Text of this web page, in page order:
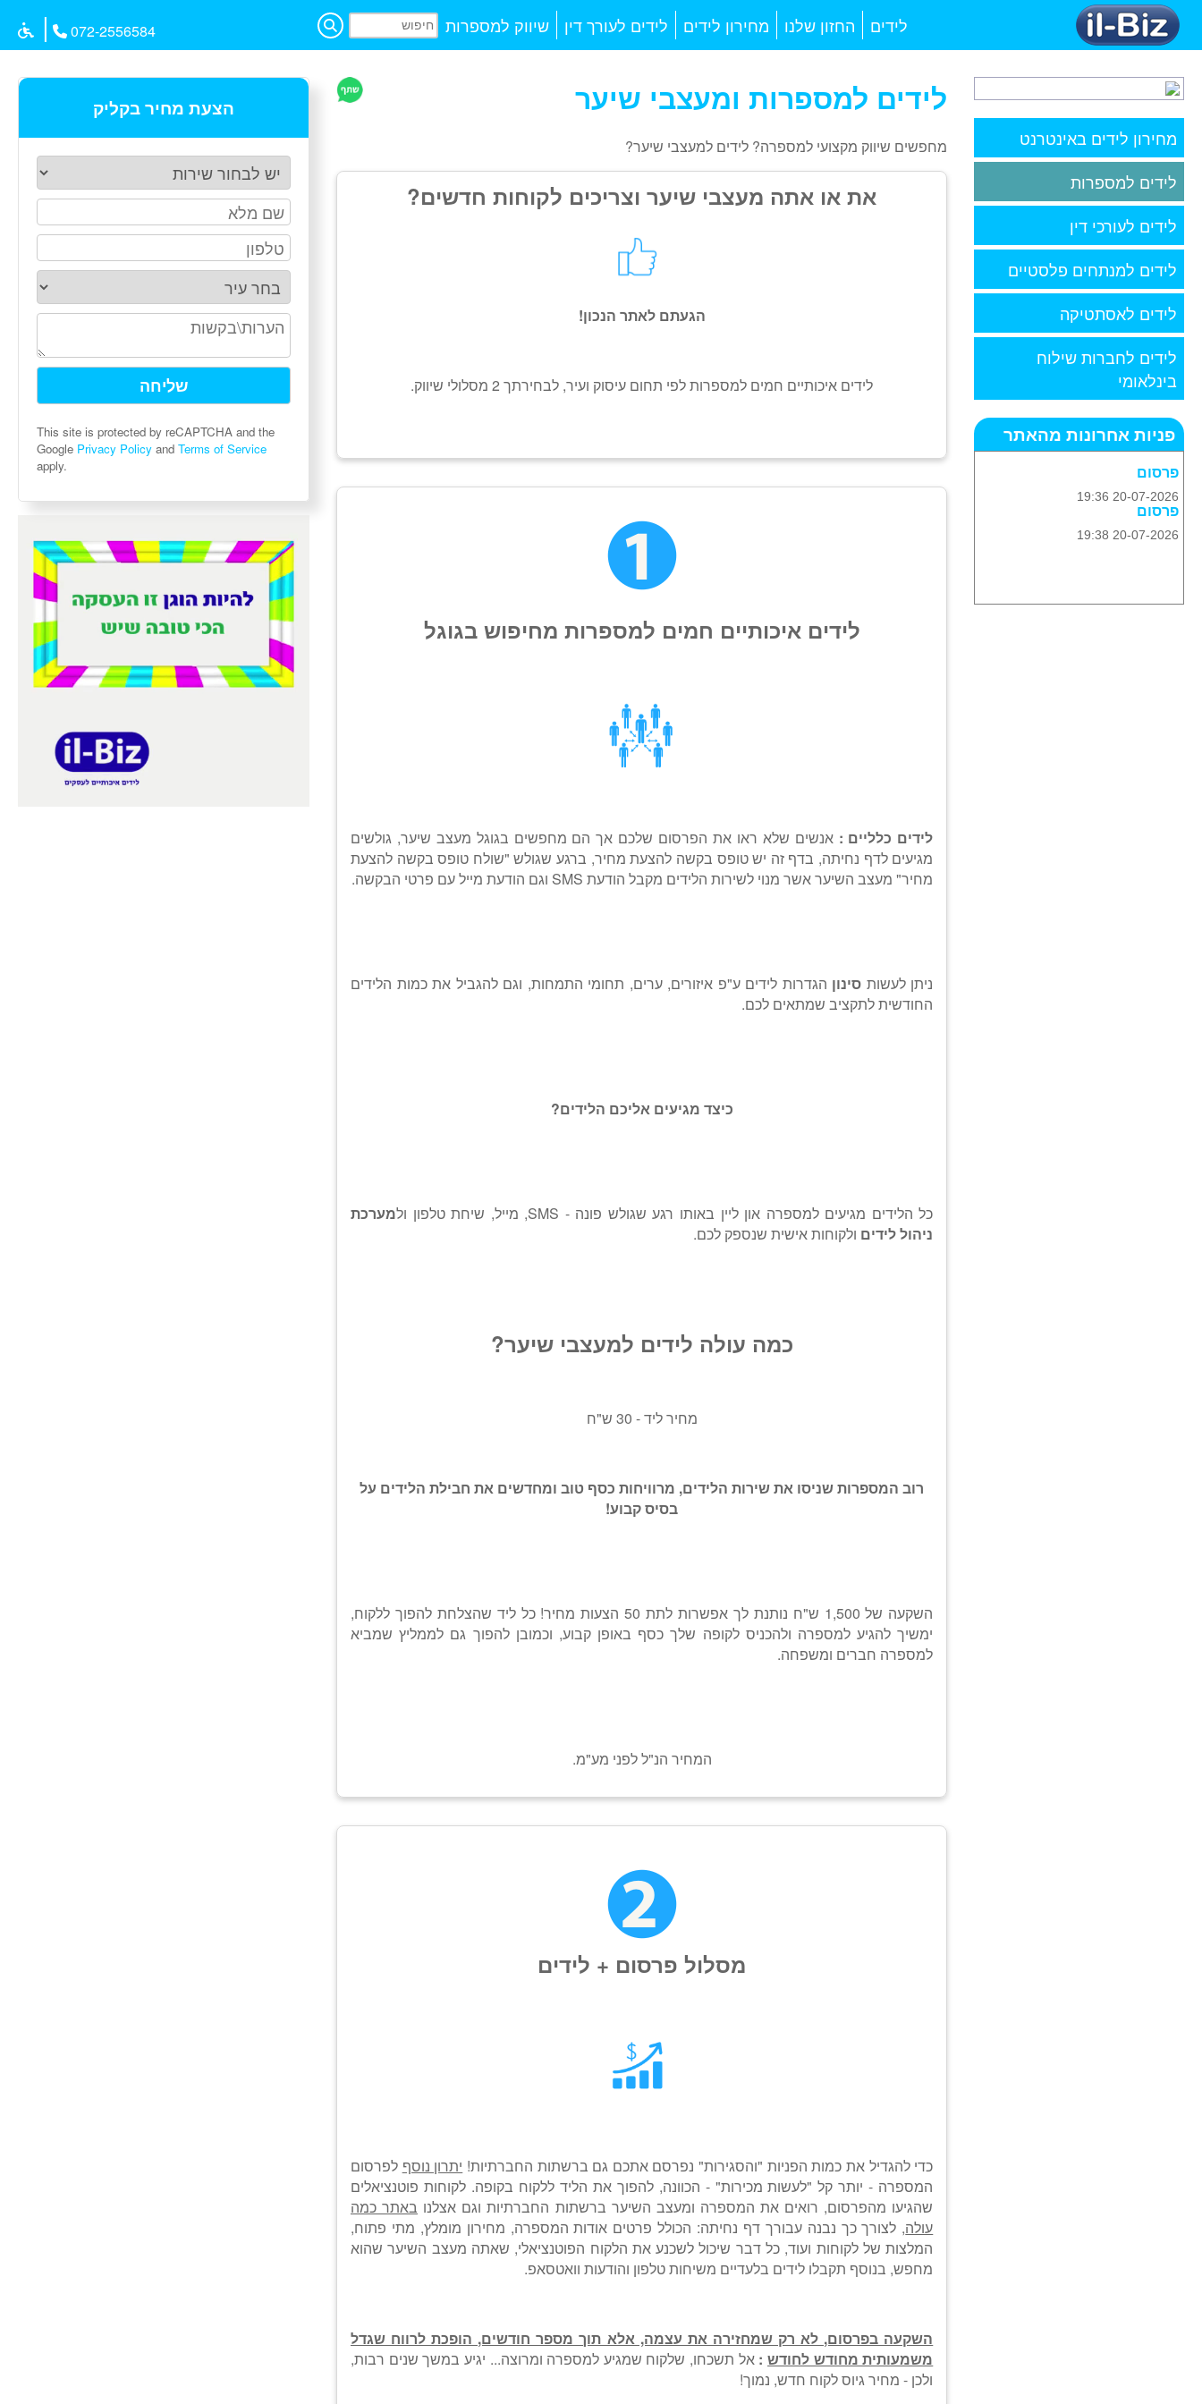
לידים החזון שלנו מחירון לידים לידים לעורך דין שיווק למספרות 072-2556584
|
מחירון לידים באינטרנט
לידים למספרות
לידים לעורכי דין
לידים למנתחים פלסטיים
לידים לאסתטיקה
לידים לחברות שילוח
בינלאומי
פניות אחרונות מהאתר
פרסום
20-07-2026 19:36
פרסום
20-07-2026 19:38
לידים למספרות ומעצבי שיער
מחפשים שיווק מקצועי למספרה? לידים למעצבי שיער?
את או אתה מעצבי שיער וצריכים לקוחות חדשים?
הגעתם לאתר הנכון!
לידים איכותיים חמים למספרות לפי תחום עיסוק ועיר, לבחירתך 2 מסלולי שיווק.
לידים איכותיים חמים למספרות מחיפוש בגוגל
לידים כלליים : אנשים שלא ראו את הפרסום שלכם אך הם מחפשים בגוגל מעצב שיער, גולשים
מגיעים לדף נחיתה, בדף זה יש טופס בקשה להצעת מחיר, ברגע שגולש "שולח טופס בקשה להצעת
מחיר" מעצב השיער אשר מנוי לשירות הלידים מקבל הודעת SMS וגם הודעת מייל עם פרטי הבקשה.
ניתן לעשות סינון הגדרות לידים ע"פ איזורים, ערים, תחומי התמחות, וגם להגביל את כמות הלידים
החודשית לתקציב שמתאים לכם.
כיצד מגיעים אליכם הלידים?
כל הלידים מגיעים למספרה און ליין באותו רגע שגולש פונה - SMS, מייל, שיחת טלפון ול
מערכת
ניהול לידים ולקוחות אישית שנספק לכם.
כמה עולה לידים למעצבי שיער?
מחיר ליד - 30 ש"ח
רוב המספרות שניסו את שירות הלידים, מרוויחות כסף טוב ומחדשים את חבילת הלידים על
בסיס קבוע!
השקעה של 1,500 ש"ח נותנת לך אפשרות לתת 50 הצעות מחיר! כל ליד שהצלחת להפוך ללקוח,
ימשיך להגיע למספרה ולהכניס לקופה שלך כסף באופן קבוע, וכמובן להפוך גם לממליץ שמביא
למספרה חברים ומשפחה.
המחיר הנ"ל לפני מע"מ.
מסלול פרסום + לידים
כדי להגדיל את כמות הפניות "והסגירות" נפרסם אתכם גם ברשתות החברתיות! יתרון נוסף לפרסום
המספרה - יותר קל "לעשות מכירות" - הכוונה, להפוך את הליד ללקוח בקופה. לקוחות פוטנציאלים
שהגיעו מהפרסום, רואים את המספרה ומעצב השיער ברשתות החברתיות וגם אצלנו באתר כמה
עולה, לצורך כך נבנה עבורך דף נחיתה: הכולל פרטים אודות המספרה, מחירון מומלץ, מתי פתוח,
המלצות של לקוחות ועוד, כל דבר שיכול לשכנע את הלקוח הפוטנציאלי, שאתה מעצב השיער שהוא
מחפש, בנוסף תקבלו לידים בלעדיים משיחות טלפון והודעות וואטסאפ.
השקעה בפרסום, לא רק שמחזירה את עצמה, אלא תוך מספר חודשים, הופכת לרווח שגדל
משמעותית מחודש לחודש:אל תשכחו, שלקוח שמגיע למספרה ומרוצה... יגיע במשך שנים רבות,
ולכן - מחיר גיוס לקוח חדש, נמוך!
הצעת מחיר בקליק
This site is protected by reCAPTCHA and the
Google Privacy Policy and Terms of Service
apply.